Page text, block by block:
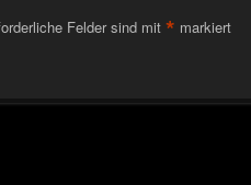
Felder sind mit * markiert